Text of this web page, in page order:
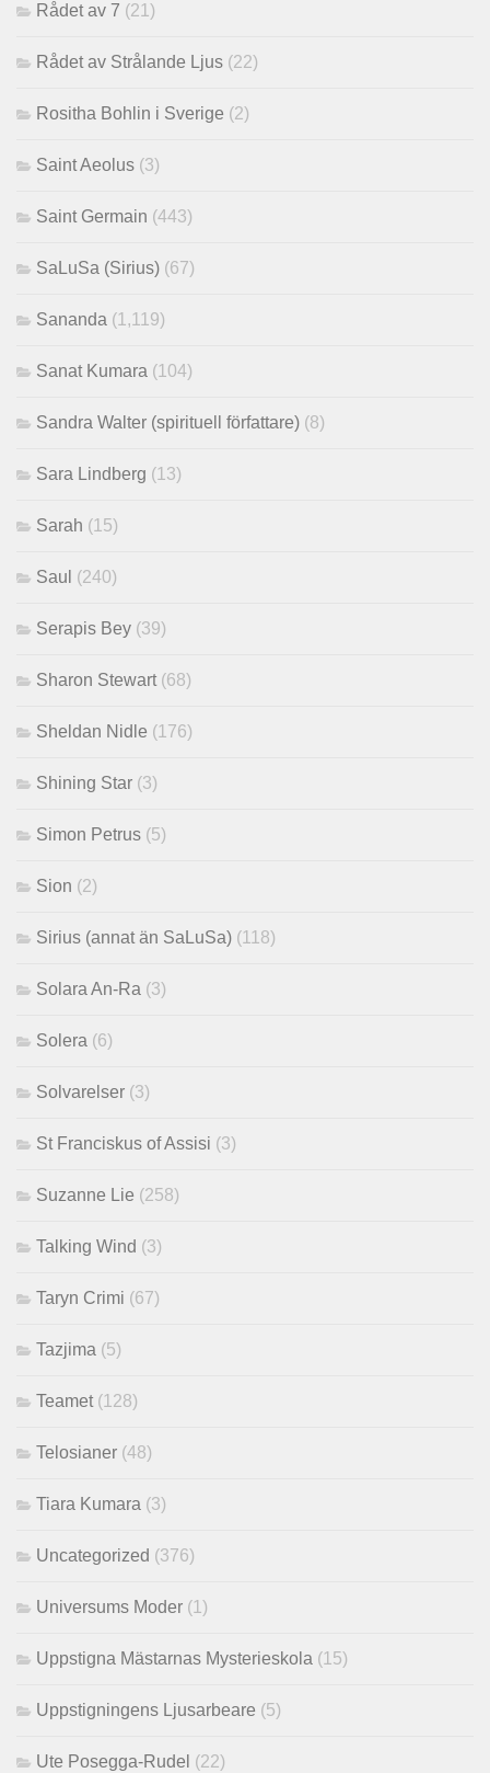
Rådet av 7 (21)
Rådet av Strålande Ljus (22)
Rositha Bohlin i Sverige (2)
Saint Aeolus (3)
Saint Germain (443)
SaLuSa (Sirius) (67)
Sananda (1,119)
Sanat Kumara (104)
Sandra Walter (spirituell författare) (8)
Sara Lindberg (13)
Sarah (15)
Saul (240)
Serapis Bey (39)
Sharon Stewart (68)
Sheldan Nidle (176)
Shining Star (3)
Simon Petrus (5)
Sion (2)
Sirius (annat än SaLuSa) (118)
Solara An-Ra (3)
Solera (6)
Solvarelser (3)
St Franciskus of Assisi (3)
Suzanne Lie (258)
Talking Wind (3)
Taryn Crimi (67)
Tazjima (5)
Teamet (128)
Telosianer (48)
Tiara Kumara (3)
Uncategorized (376)
Universums Moder (1)
Uppstigna Mästarnas Mysterieskola (15)
Uppstigningens Ljusarbeare (5)
Ute Posegga-Rudel (22)